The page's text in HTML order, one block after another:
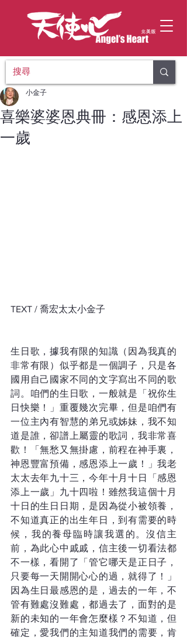
喜樂婆婆恩典冊：感恩添上
一歲
小金子
TEXT / 喬宏太太小金子
生日歌，據我有限的知識（因為我真的
非常有限）似乎都是一個調子，只是各
國用自己國家不同的文字寫出不同的歌
詞。咱們的生日歌，一般就是「祝你生
日快樂！」重覆幾次完畢，但是咱們有
一位主內有智慧的弟兄或姊妹，我不知
道是誰，卻譜上屬靈的歌詞，我非常喜
歡！「無愁又無掛慮，前程在神手裏，
神恩豐富預備，感恩添上一歲！」我老
太太去年九十三，今年十月十日「感恩
添上一歲」九十四啦！雖然我這個十月
十日的生日日期，是因為從小被領養，
不知道真正的出生年日，到有需要的時
候，我的養母臨時讓我選的。沒信主
前，為此心中戚戚，信主後一切看法都
不一樣，看開了「管它哪天是正日子，
只要每一天開開心心的過，就得了！」
因為生日最感恩的是，過去的一年，不
管有難處沒難處，都過去了，面對的是
新的未知的一年會怎麼樣？不知道，但
確定，愛我們的主知道我們的需要，肯